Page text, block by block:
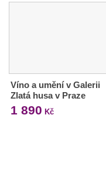
Víno a umění v Galerii
Zlatá husa v Praze
1 890 Kč